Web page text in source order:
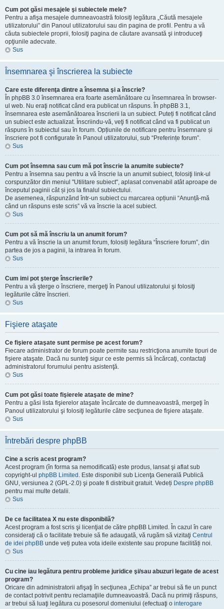
Cum pot găsi mesajele şi subiectele mele?
Pentru a afişa mesajele dumneavoastră folosiţi legătura „Căută mesajele
utilizatorului” din Panoul utilizatorului sau din pagina de profil. Pentru a vă
căuta subiectele proprii, folosiţi pagina de căutare avansată şi introduceţi
opţiunile adecvate.
Sus
Însemnarea şi înscrierea la subiecte
Care este diferenţa dintre a însemna şi a înscrie?
În phpBB 3.0 însemnarea era foarte asemănătoare cu însemnarea în browser-
ul web. Nu eraţi notificat când era publicat un răspuns. În phpBB 3.1,
însemnarea este asemănătoarea înscrierii la un subiect. Puteți fi notificat când
un subiect este actualizat. Înscriindu-vă, veţi fi notificat când va fi publicat un
răspuns în subiectul sau în forum. Opțiunile de notificare pentru însemnare și
înscriere pot fi configurate în Panoul utilizatorului, sub “Preferințe forum”.
Sus
Cum pot însemna sau cum mă pot înscrie la anumite subiecte?
Pentru a însemna sau pentru a vă înscrie la un anumit subiect, folosiţi link-ul
corspunzător din meniul "Utilitare subiect", aplasat convenabil atât aproape de
începutul paginii cât și jos la finalul subiectului.
De asemenea, răspunzând într-un subiect cu marcarea opțiunii “Anunță-mă
când un răspuns este scris” vă va înscrie la acel subiect.
Sus
Cum pot să mă înscriu la un anumit forum?
Pentru a vă înscrie la un anumit forum, folosiți legătura “Înscriere forum”, din
partea de jos a paginii, la intrarea în forum.
Sus
Cum imi pot şterge înscrierile?
Pentru a vă şterge o înscriere, mergeţi în Panoul utilizatorului şi folosiţi
legăturile către înscrieri.
Sus
Fişiere ataşate
Ce fişiere ataşate sunt permise pe acest forum?
Fiecare administrator de forum poate permite sau restricţiona anumite tipuri de
fişiere ataşate. Dacă nu sunteţi sigur ce este permis sâ încărcaţi, contactaţi
administratorul forumului pentru asistenţă.
Sus
Cum pot găsi toate fişierele ataşate de mine?
Pentru a găsi lista fişierelor ataşate încărcate de dumneavoastră, mergeţi în
Panoul utilizatorului şi folosiţi legăturile către secţiunea de fişiere ataşate.
Sus
Întrebări despre phpBB
Cine a scris acest program?
Acest program (în forma sa nemodificată) este produs, lansat şi aflat sub
copyright-ul phpBB Limited . Este disponibil sub Licenţa Generală Publică
GNU, versiunea 2 (GPL-2.0) şi poate fi distribuit gratuit. Vedeți Despre phpBB
pentru mai multe detalii.
Sus
De ce facilitatea X nu este disponibilă?
Acest program a fost scris şi licenţiat de către phpBB Limited. În cazul în care
consideraţi că o facilitate trebuie să fie adaugată, vă rugăm să vizitaţi Centrul
de idei phpBB unde veți putea vota ideile existente sau propune facilități noi.
Sus
Cu cine iau legătura pentru probleme juridice şi/sau abuzuri legate de acest
program?
Oricare din administratorii afişaţi în secţiunea „Echipa” ar trebui să fie un punct
de contact potrivit pentru reclamaţiile dumneavoastră. Dacă nu primiţi răspuns,
ar trebui să luaţi legătura cu posesorul domeniului (efectuaţi o interogare